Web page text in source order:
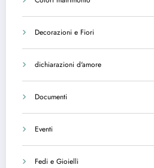
Decorazioni e Fiori
dichiarazioni d'amore
Documenti
Eventi
Fedi e Gioielli